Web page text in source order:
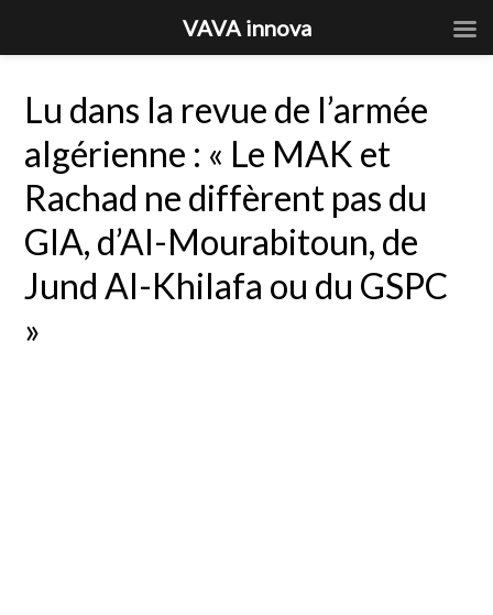
Lu dans la revue de l’armée
algérienne : « Le MAK et
Rachad ne diffèrent pas du
GIA, d’Al-Mourabitoun, de
Jund Al-Khilafa ou du GSPC
»
VAVA innova